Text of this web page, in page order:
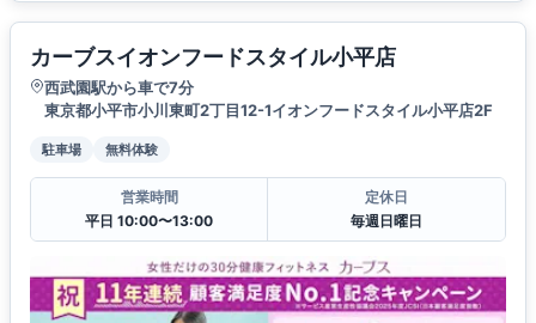
カーブスイオンフードスタイル小平店
西武園駅から車で7分
東京都小平市小川東町2丁目12-1イオンフードスタイル小平店2F
駐車場 無料体験
営業時間
平日 10:00〜13:00
定休日
毎週日曜日